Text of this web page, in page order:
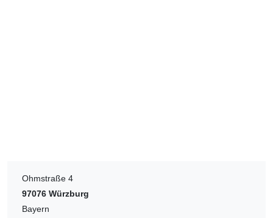
Ohmstraße 4
97076 Würzburg
Bayern